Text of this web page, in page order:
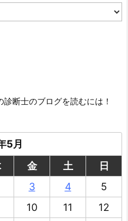
診断士のブログを読むには！
5月
金 土
日
3 4
5
10 11
12